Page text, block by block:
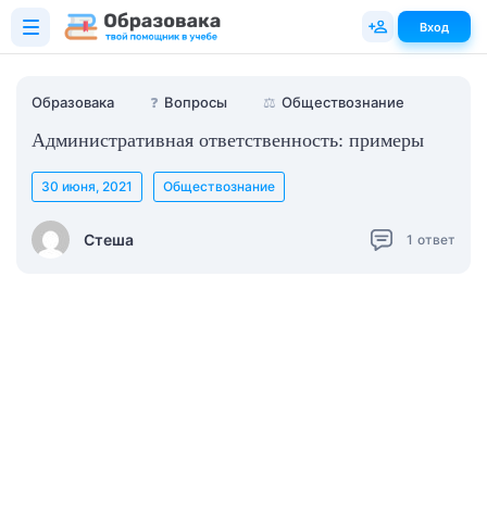
Образовака ❓ Вопросы ⚖️ Обществознание
Административная ответственность: примеры
Стеша
30 июня, 2021 Обществознание
1 ответ
Вход